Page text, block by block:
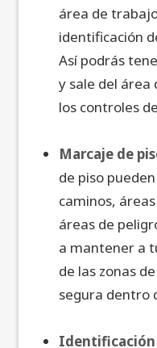
área de
identificación
Así podrás
y sale del
los controles
Marcaje de
de piso
caminos,
áreas de
a mantener a
de las zonas
segura dentro
Identificación